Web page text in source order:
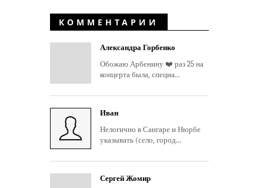
КОММЕНТАРИИ
Александра Горбенко
Обожаю Арбенину ❤️ раз 25 на
концерта была, специа...
Иван
Нелогично в Сангаре и Нюрбе
указывать (село, город...
Сергей Жомир